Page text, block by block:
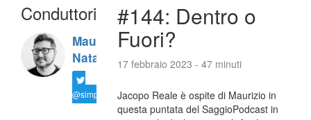
Conduttori
Maurizio
Natali
@simplemal
#144: Dentro o
Fuori?
17 febbraio 2023 - 47 minuti
Jacopo Reale è ospite di Maurizio in
questa puntata del SaggioPodcast in